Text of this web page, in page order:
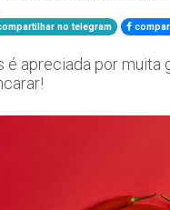
no telegram
apreciada por muita